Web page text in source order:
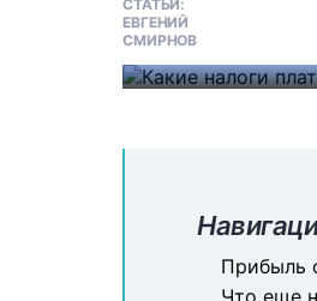
пересчитана
Прибыль
Что еще